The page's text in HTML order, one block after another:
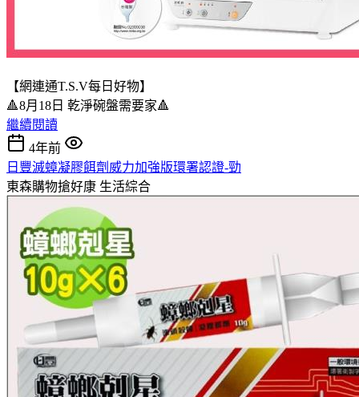
【網連通T.S.V每日好物】
🔺8月18日 乾淨碗盤需要家🔺
繼續閱讀
4年前
日豐滅蟑凝膠餌劑威力加強版環署認證-勁
東森購物搶好康 生活綜合